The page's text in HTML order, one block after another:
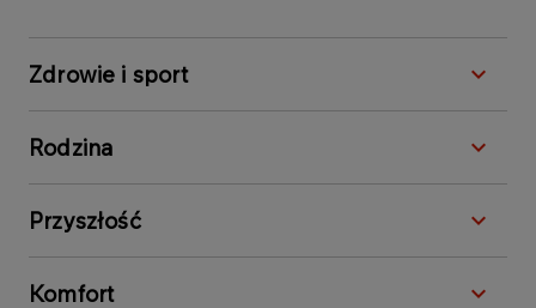
Zdrowie i sport
Rodzina
Przyszłość
Komfort